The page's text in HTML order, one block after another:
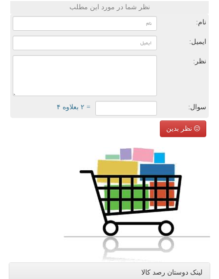
نظر شما در مورد این مطلب
نام:
ایمیل:
نظر:
سوال: = ۲ بعلاوه ۴
نظر بدین
لینک دوستان رصد كالا